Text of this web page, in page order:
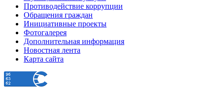
Противодействие коррупции
Обращения граждан
Инициативные проекты
Фотогалерея
Дополнительная информация
Новостная лента
Карта сайта